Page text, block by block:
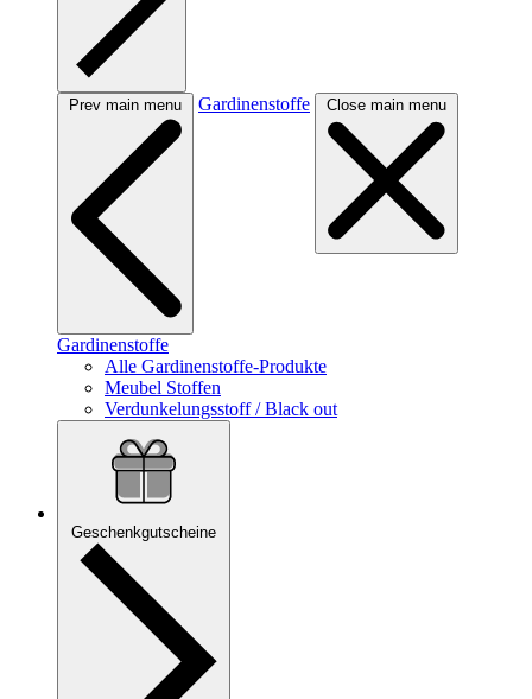
Prev main menu Gardinenstoffe Close main menu
Gardinenstoffe
Alle Gardinenstoffe-Produkte
Meubel Stoffen
Verdunkelungsstoff / Black out
Geschenkgutscheine